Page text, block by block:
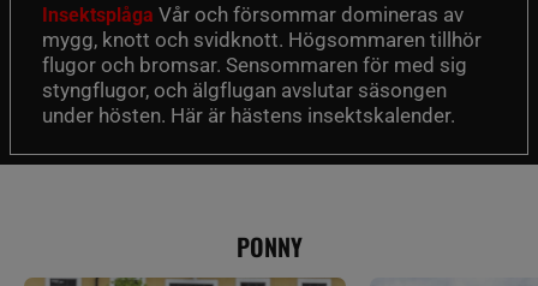
Insektsplåga Vår och försommar domineras av
mygg, knott och svidknott. Högsommaren tillhör
flugor och bromsar. Sensommaren för med sig
styngflugor, och älgflugan avslutar säsongen
under hösten. Här är hästens insektskalender.
PONNY